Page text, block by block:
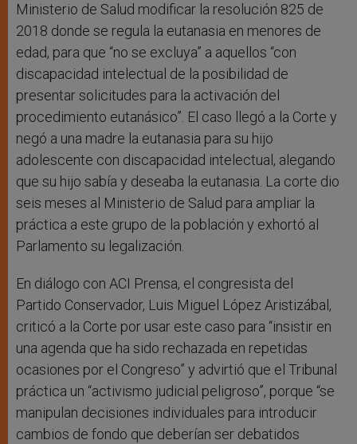
Ministerio de Salud modificar la resolución 825 de
2018 donde se regula la eutanasia en menores de
edad, para que “no se excluya” a aquellos “con
discapacidad intelectual de la posibilidad de
presentar solicitudes para la activación del
procedimiento eutanásico”. El caso llegó a la Corte y
negó a una madre la eutanasia para su hijo
adolescente con discapacidad intelectual, alegando
que su hijo sabía y deseaba la eutanasia. La corte dio
seis meses al Ministerio de Salud para ampliar la
práctica a este grupo de la población y exhortó al
Parlamento su legalización.
En diálogo con ACI Prensa, el congresista del
Partido Conservador, Luis Miguel López Aristizábal,
criticó a la Corte por usar este caso para “insistir en
una agenda que ha sido rechazada en repetidas
ocasiones por el Congreso” y advirtió que el Tribunal
práctica un “activismo judicial peligroso”, porque “se
manipulan decisiones individuales para introducir
cambios de fondo que deberían ser debatidos